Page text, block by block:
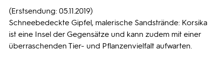
(Erstsendung: 05.11.2019)
Schneebedeckte Gipfel, malerische Sandstrände: Korsika
ist eine Insel der Gegensätze und kann zudem mit einer
überraschenden Tier- und Pflanzenvielfalt aufwarten.